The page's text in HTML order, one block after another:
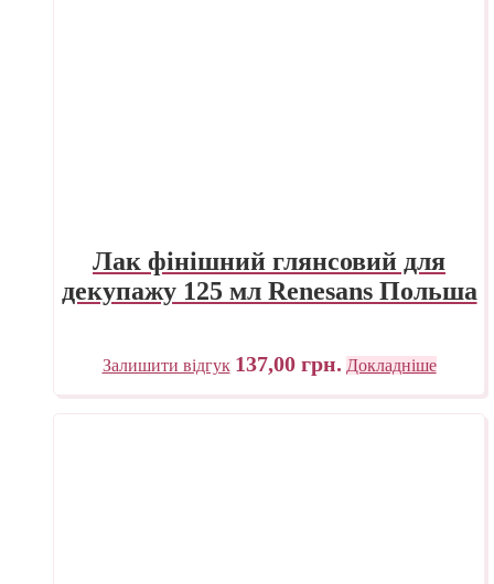
Лак фінішний глянсовий для
декупажу 125 мл Renesans Польша
Залишити відгук 137,00 грн. Докладніше